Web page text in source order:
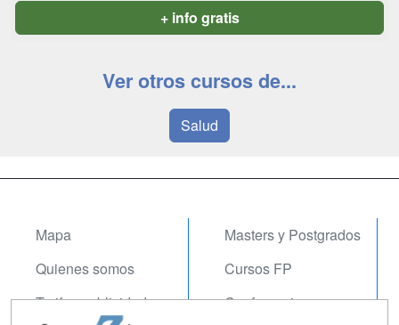
+ info gratis
Ver otros cursos de...
Salud
Mapa
Quienes somos
Tarifas publicidad
Masters y Postgrados
Cursos FP
Conferencias